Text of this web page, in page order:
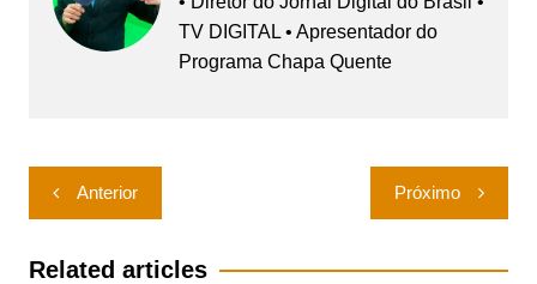
TV DIGITAL • Apresentador do
Programa Chapa Quente
Navegação
de
Post
Anterior Próximo
Related articles